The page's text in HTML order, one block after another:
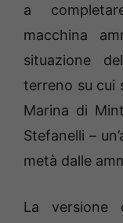
a
macchina
situazione
terreno su cui
Marina di
Stefanelli –
metà dalle
La versione